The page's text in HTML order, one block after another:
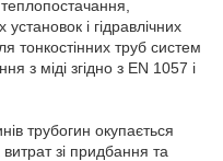
і гідравлічних
тонкостінних труб систем
з міді згідно з EN 1057 і
трубогин окупається
зі придбання та